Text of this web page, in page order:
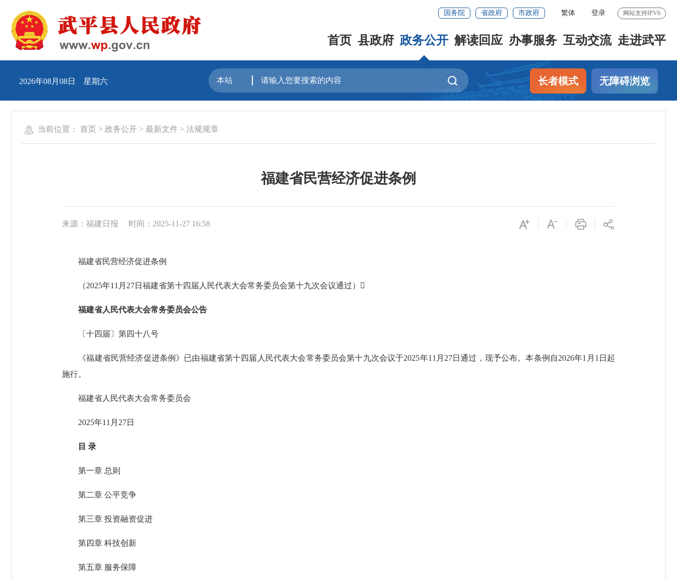
国务院 省政府 市政府 繁体 登录 网站支持IPV6
首页 县政府 政务公开 解读回应 办事服务 互动交流 走进武平
2026年08月08日 星期六 长者模式 无障碍浏览
当前位置： 首页 > 政务公开 > 最新文件 > 法规规章
福建省民营经济促进条例
来源：福建日报 时间：2025-11-27 16:58
福建省民营经济促进条例
（2025年11月27日福建省第十四届人民代表大会常务委员会第十九次会议通过）
福建省人民代表大会常务委员会公告
〔十四届〕第四十八号
《福建省民营经济促进条例》已由福建省第十四届人民代表大会常务委员会第十九次会议于2025年11月27日通过，现予公布。本条例自2026年1月1日起
施行。
福建省人民代表大会常务委员会
2025年11月27日
目 录
第一章 总则
第二章 公平竞争
第三章 投资融资促进
第四章 科技创新
第五章 服务保障